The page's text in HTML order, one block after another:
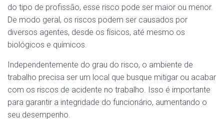
do tipo de profissão, esse risco pode ser maior ou menor.
De modo geral, os riscos podem ser causados por
diversos agentes, desde os físicos, até mesmo os
biológicos e químicos.
Independentemente do grau do risco, o ambiente de
trabalho precisa ser um local que busque mitigar ou acabar
com os riscos de acidente no trabalho. Isso é importante
para garantir a integridade do funcionário, aumentando o
seu desempenho.